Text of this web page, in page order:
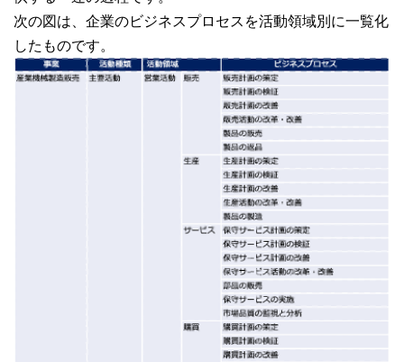
次の図は、企業のビジネスプロセスを活動領域別に一覧化
したものです。